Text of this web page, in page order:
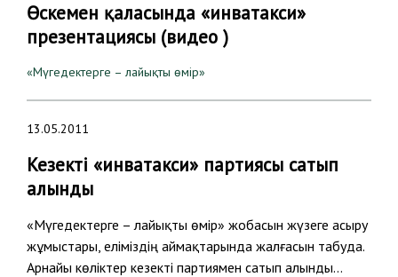
Өскемен қаласында «инватакси»
презентациясы (видео )
«Мүгедектерге – лайықты өмір»
13.05.2011
Кезекті «инватакси» партиясы сатып
алынды
«Мүгедектерге – лайықты өмір» жобасын жүзеге асыру
жұмыстары, еліміздің аймақтарында жалғасын табуда.
Арнайы көліктер кезекті партиямен сатып алынды…